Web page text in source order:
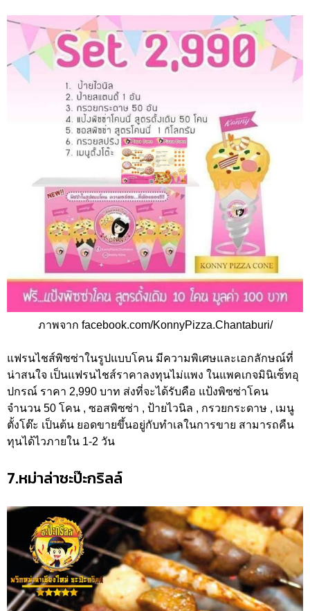
ภาพจาก facebook.com/KonnyPizza.Chantaburi/
แฟรนไชส์พิซซ่าในรูปแบบโคน มีความพิเศษและเอกลักษณ์ที่
น่าสนใจ เป็นแฟรนไชส์ราคาลงทุนไม่แพง ในแพคเกจมินิเซ็ทอุ
ปกรณ์ ราคา 2,990 บาท ส่งที่จะได้รับคือ แป้งพิซซ่าโคน
จำนวน 50 โคน , ซอสพิซซ่า , ป้ายไวนิล , กรวยกระดาษ , เมนู
ตั้งโต๊ะ เป็นต้น ยอดขายขึ้นอยู่กับทำเลในการขาย สามารถคืน
ทุนได้ไวภายใน 1-2 วัน
7.หม่าล่าซะป๊ะกริลล์